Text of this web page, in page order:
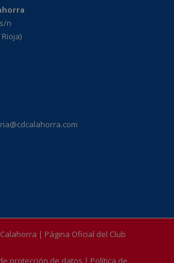
n
| Página Oficial del Club
protección de datos | Política de